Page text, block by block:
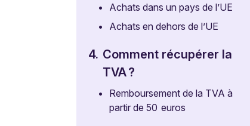
•
Achats dans un pays de l’UE
•
Achats en dehors de l’UE
4. Comment récupérer la
TVA ?
•
Remboursement de la TVA à
partir de 50 euros